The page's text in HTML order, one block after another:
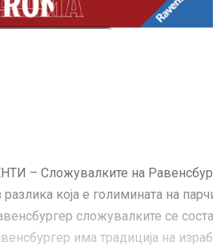
Сложувалките на
која е голимината на
сложувалките се
има традиција на